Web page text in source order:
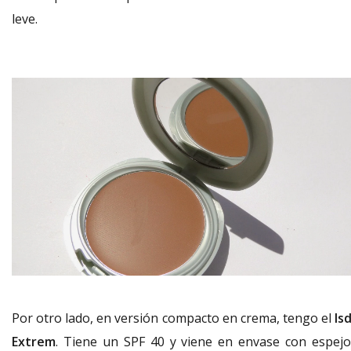
leve.
Por otro lado, en versión compacto en crema, tengo el
Extrem. Tiene un SPF 40 y viene en envase con